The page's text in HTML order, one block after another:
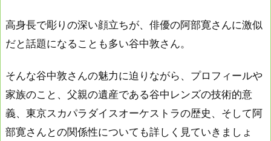
高身長で彫りの深い顔立ちが、俳優の阿部寛さんに激似
だと話題になることも多い谷中敦さん。
そんな谷中敦さんの魅力に迫りながら、プロフィールや
家族のこと、父親の遺産である谷中レンズの技術的意
義、東京スカパラダイスオーケストラの歴史、そして阿
部寛さんとの関係性についても詳しく見ていきましょ